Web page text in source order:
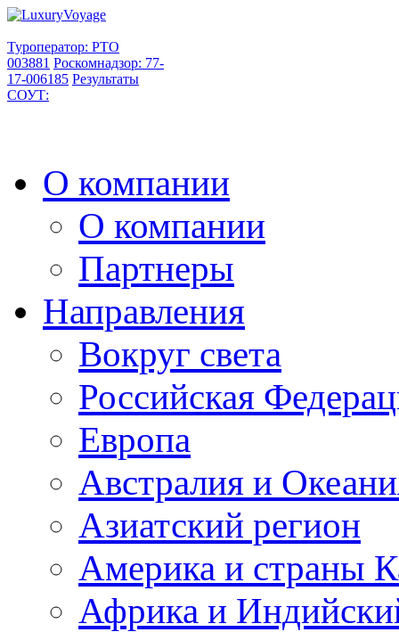
Туроператор: РТО
003881 Роскомнадзор: 77-
17-006185 Результаты
СОУТ:
О компании
О компании
Партнеры
Направления
Вокруг света
Российская
Европа
Австралия и
Азиатский регион
Америка и страны
Африка и